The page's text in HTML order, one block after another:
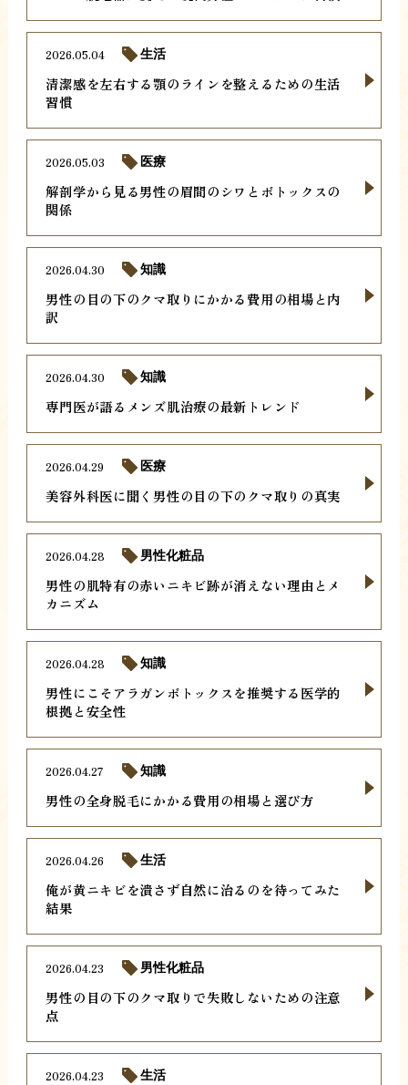
清潔感を左右する顎のラインを整えるための生活
習慣
2026.05.04 生活
解剖学から見る男性の眉間のシワとボトックスの
関係
2026.05.03 医療
男性の目の下のクマ取りにかかる費用の相場と内
訳
2026.04.30 知識
専門医が語るメンズ肌治療の最新トレンド
2026.04.30 知識
美容外科医に聞く男性の目の下のクマ取りの真実
2026.04.29 医療
男性の肌特有の赤いニキビ跡が消えない理由とメ
カニズム
2026.04.28 男性化粧品
男性にこそアラガンボトックスを推奨する医学的
根拠と安全性
2026.04.28 知識
男性の全身脱毛にかかる費用の相場と選び方
2026.04.27 知識
俺が黄ニキビを潰さず自然に治るのを待ってみた
結果
2026.04.26 生活
男性の目の下のクマ取りで失敗しないための注意
点
2026.04.23 男性化粧品
2026.04.23 生活